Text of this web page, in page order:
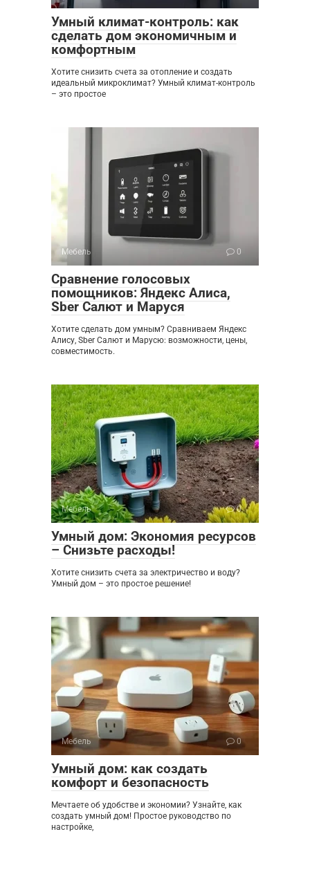
Умный климат-контроль: как
сделать дом экономичным и
комфортным
Хотите снизить счета за отопление и создать
идеальный микроклимат? Умный климат-контроль
– это простое
Мебель 0
Сравнение голосовых
помощников: Яндекс Алиса,
Sber Салют и Маруся
Хотите сделать дом умным? Сравниваем Яндекс
Алису, Sber Салют и Марусю: возможности, цены,
совместимость.
Мебель 0
Умный дом: Экономия ресурсов
– Снизьте расходы!
Хотите снизить счета за электричество и воду?
Умный дом – это простое решение!
Мебель 0
Умный дом: как создать
комфорт и безопасность
Мечтаете об удобстве и экономии? Узнайте, как
создать умный дом! Простое руководство по
настройке,